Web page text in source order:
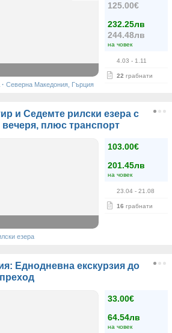
125.00€
232.25лв
244.48лв
на човек
4.03 - 1.11
22 грабнати
· Северна Македония, Гърция
и Седемте рилски езера с
вечеря, плюс транспорт
103.00€
201.45лв
на човек
23.04 - 21.08
16 грабнати
езера
Еднодневна екскурзия до
33.00€
64.54лв
на човек